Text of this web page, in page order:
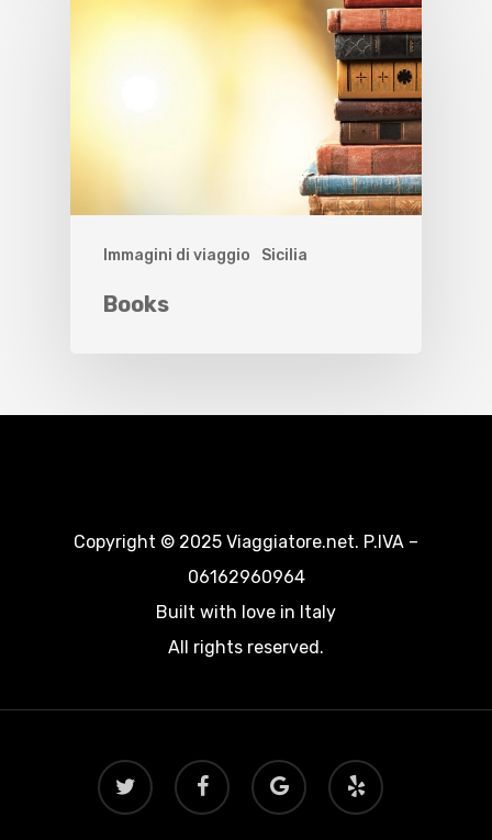
Immagini di viaggio Sicilia
Books
Copyright © 2025 Viaggiatore.net. P.IVA –
06162960964
Built with love in Italy
All rights reserved.
twitter facebook
google-
plus
yelp